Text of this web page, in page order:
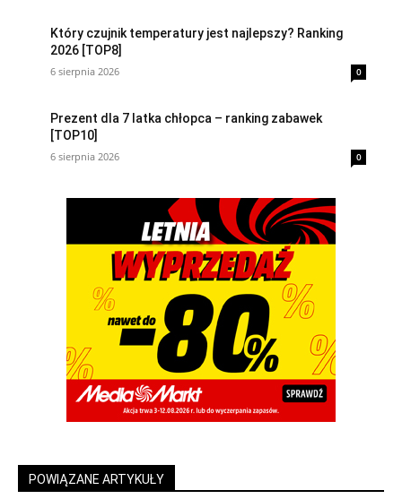
Który czujnik temperatury jest najlepszy? Ranking
2026 [TOP8]
6 sierpnia 2026 0
Prezent dla 7 latka chłopca – ranking zabawek
[TOP10]
6 sierpnia 2026 0
POWIĄZANE ARTYKUŁY